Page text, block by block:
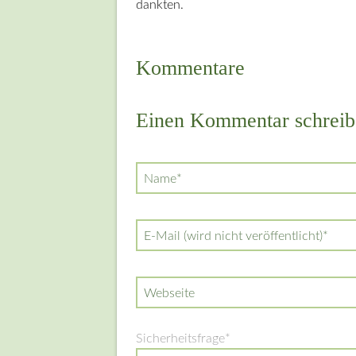
dankten.
Kommentare
Einen Kommentar
Pflichtfeld
Name*
Pflichtfeld
E-Mail (wird nicht veröffentlicht)*
Webseite
Pflichtfeld
Sicherheitsfrage*